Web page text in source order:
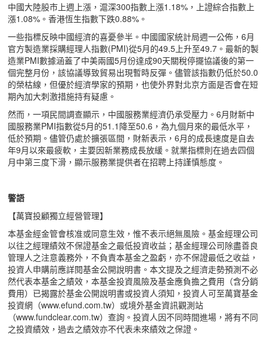
中國大陸股市上週上漲，滬深300指數上漲1.18%，上證綜合指數上
漲1.08%。香港恆生指數下跌0.88%。
一些指標反映中國經濟的喜憂參半。中國國家統計局週一公佈，6月
官方製造業採購經理人指數(PMI)從5月的49.5上升至49.7。最新的製
造業PMI數據涵蓋了中美兩國5月份達成90天關稅停擺協議後的第一
個完整月份，該協議導致貿易出現暫時反彈。儘管該指數仍低於50.0
的榮枯線，但優於經濟學家的預期，也使外界對北京方面是否會在短
期內加大刺激措施持有疑慮。
然而，一項民間調查顯示，中國服務業經濟仍承受壓力。6月財新中
國服務業PMI指數從5月的51.1降至50.6，為九個月來的最低水平，
低於預期。儘管仍處於擴張區間，財新表示，6月的成長速度是自去
年9月以來最疲軟，主要因新業務成長放緩。就業指標則在過去四個
月中第三度下滑，顯示服務業提供者在招聘上持謹慎態度。
警語
【萬寶投顧獨立經營管理】
本基金經金管會核准或同意生效，惟不表示絕無風險。基金經理公司
以往之經理績效不保證基金之最低投資收益；基金經理公司除盡善良
管理人之注意義務外，不負責本基金之盈虧，亦不保證最低之收益，
投資人申購前應詳閱基金公開說明書。本文提及之經濟走勢預測不必
然代表本基金之績效，本基金投資風險及基金應負擔之費用（含分銷
費用）已揭露於基金公開說明書或投資人須知，投資人可至萬寶基金
投資網（www.efund.com.tw）或境外基金資訊觀測站
（www.fundclear.com.tw）查詢。投資人因不同時間進場，將有不同
之投資績效，過去之績效亦不代表未來績效之保證。